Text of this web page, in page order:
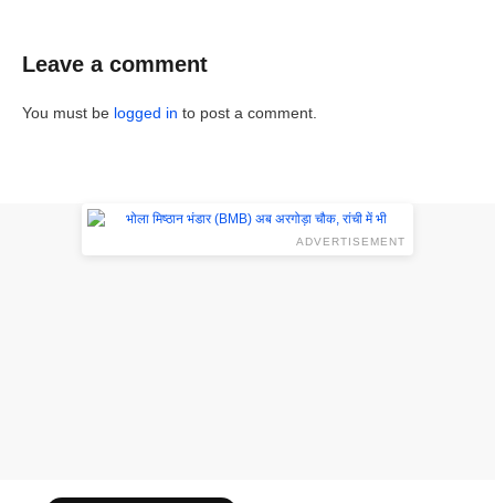
Leave a comment
You must be logged in to post a comment.
ADVERTISEMENT